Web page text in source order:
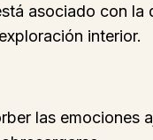
asociado con la
interior.
las emociones